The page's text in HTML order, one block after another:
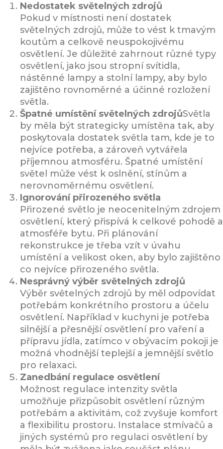
Nedostatek světelných zdrojů
Pokud v místnosti není dostatek
světelných zdrojů, může to vést k tmavým
koutům a celkově neuspokojivému
osvětlení. Je důležité zahrnout různé typy
osvětlení, jako jsou stropní svítidla,
nástěnné lampy a stolní lampy, aby bylo
zajištěno rovnoměrné a účinné rozložení
světla.
Špatné umístění světelných zdrojůSvětla
by měla být strategicky umístěna tak, aby
poskytovala dostatek světla tam, kde je to
nejvíce potřeba, a zároveň vytvářela
příjemnou atmosféru. Špatné umístění
světel může vést k oslnění, stínům a
nerovnoměrnému osvětlení.
Ignorování přirozeného světla
Přirozené světlo je neocenitelným zdrojem
osvětlení, který přispívá k celkové pohodě a
atmosféře bytu. Při plánování
rekonstrukce je třeba vzít v úvahu
umístění a velikost oken, aby bylo zajištěno
co nejvíce přirozeného světla.
Nesprávný výběr světelných zdrojů
Výběr světelných zdrojů by měl odpovídat
potřebám konkrétního prostoru a účelu
osvětlení. Například v kuchyni je potřeba
silnější a přesnější osvětlení pro vaření a
přípravu jídla, zatímco v obývacím pokoji je
možná vhodnější teplejší a jemnější světlo
pro relaxaci.
Zanedbání regulace osvětlení
Možnost regulace intenzity světla
umožňuje přizpůsobit osvětlení různým
potřebám a aktivitám, což zvyšuje komfort
a flexibilitu prostoru. Instalace stmívačů a
jiných systémů pro regulaci osvětlení by